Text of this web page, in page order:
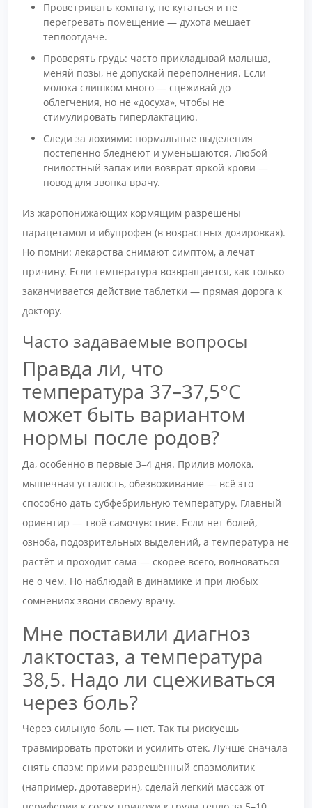
Проветривать комнату, не кутаться и не
перегревать помещение — духота мешает
теплоотдаче.
Проверять грудь: часто прикладывай малыша,
меняй позы, не допускай переполнения. Если
молока слишком много — сцеживай до
облегчения, но не «досуха», чтобы не
стимулировать гиперлактацию.
Следи за лохиями: нормальные выделения
постепенно бледнеют и уменьшаются. Любой
гнилостный запах или возврат яркой крови —
повод для звонка врачу.
Из жаропонижающих кормящим разрешены
парацетамол и ибупрофен (в возрастных дозировках).
Но помни: лекарства снимают симптом, а лечат
причину. Если температура возвращается, как только
заканчивается действие таблетки — прямая дорога к
доктору.
Часто задаваемые вопросы
Правда ли, что
температура 37–37,5°С
может быть вариантом
нормы после родов?
Да, особенно в первые 3–4 дня. Прилив молока,
мышечная усталость, обезвоживание — всё это
способно дать субфебрильную температуру. Главный
ориентир — твоё самочувствие. Если нет болей,
озноба, подозрительных выделений, а температура не
растёт и проходит сама — скорее всего, волноваться
не о чем. Но наблюдай в динамике и при любых
сомнениях звони своему врачу.
Мне поставили диагноз
лактостаз, а температура
38,5. Надо ли сцеживаться
через боль?
Через сильную боль — нет. Так ты рискуешь
травмировать протоки и усилить отёк. Лучше сначала
снять спазм: прими разрешённый спазмолитик
(например, дротаверин), сделай лёгкий массаж от